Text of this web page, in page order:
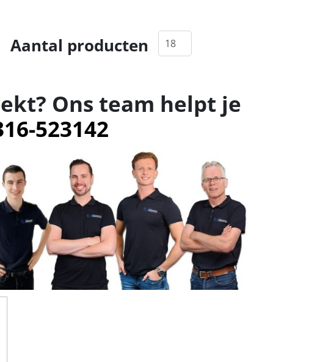
Aantal producten
Ons team helpt je
523142